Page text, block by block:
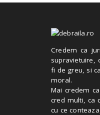
Credem ca
supravietuire,
fi de greu, si
moral.
Mai credem
cred multi, ca
cu ce